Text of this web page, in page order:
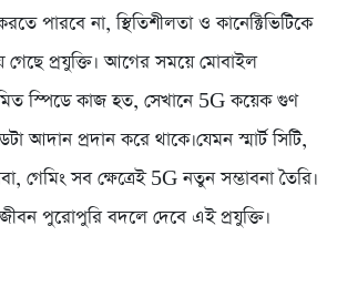
পারবে না, স্থিতিশীলতা ও কানেক্টিভিটিকে
গেছে প্রযুক্তি। আগের সময়ে মোবাইল
স্পিডে কাজ হত, সেখানে 5G কয়েক গুণ
আদান প্রদান করে থাকে।যেমন স্মার্ট সিটি,
গেমিং সব ক্ষেত্রেই 5G নতুন সম্ভাবনা তৈরি।
পুরোপুরি বদলে দেবে এই প্রযুক্তি।